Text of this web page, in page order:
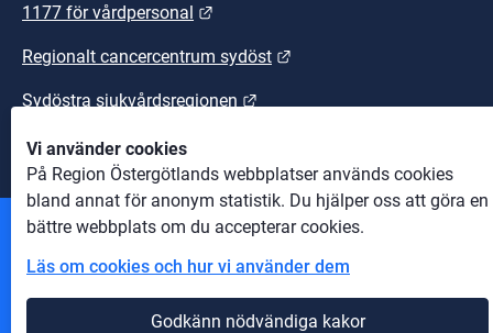
Vi använder cookies
På Region Östergötlands webbplatser används cookies
bland annat för anonym statistik. Du hjälper oss att göra en
bättre webbplats om du accepterar cookies.
Läs om cookies och hur vi använder dem
Godkänn nödvändiga kakor
1177 för vårdpersonal
Regionalt cancercentrum sydöst
Sydöstra sjukvårdsregionen
Information om cookies